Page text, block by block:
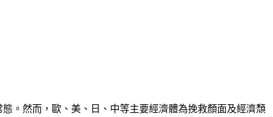
。然而，歐、美、日、中等主要經濟體為挽救顏面及經濟頹